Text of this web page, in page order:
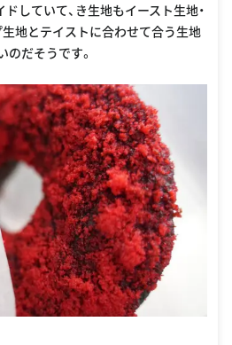
していて、き生地もイースト生地・
生地とテイストに合わせて合う生地
だそうです。